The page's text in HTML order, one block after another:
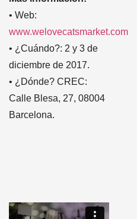
• Web:
www.welovecatsmarket.com
• ¿Cuándo?: 2 y 3 de
diciembre de 2017.
• ¿Dónde? CREC:
Calle Blesa, 27, 08004
Barcelona.